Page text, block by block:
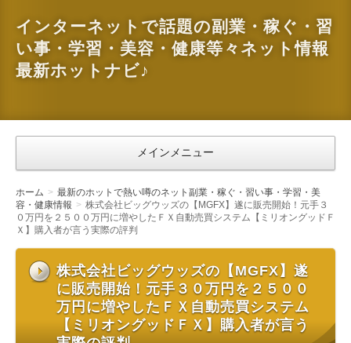
インターネットで話題の副業・稼ぐ・習
い事・学習・美容・健康等々ネット情報
最新ホットナビ♪
メインメニュー
ホーム
最新のホットで熱い噂のネット副業・稼ぐ・習い事・学習・美
容・健康情報
株式会社ビッグウッズの【MGFX】遂に販売開始！元手３
０万円を２５００万円に増やしたＦＸ自動売買システム【ミリオングッドＦ
Ｘ】購入者が言う実際の評判
株式会社ビッグウッズの【MGFX】遂
に販売開始！元手３０万円を２５００
万円に増やしたＦＸ自動売買システム
【ミリオングッドＦＸ】購入者が言う